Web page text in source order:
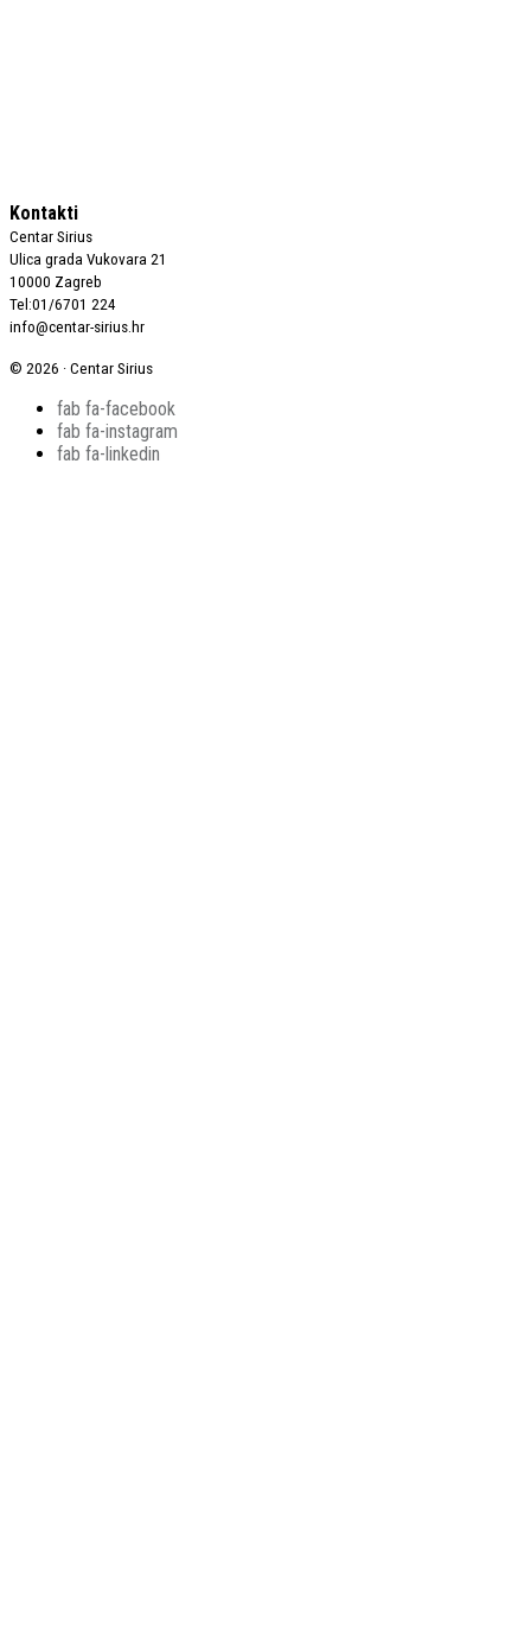
Kontakti
Centar Sirius
Ulica grada Vukovara 21
10000 Zagreb
Tel:01/6701 224
info@centar-sirius.hr
© 2026 · Centar Sirius
fab fa-facebook
fab fa-instagram
fab fa-linkedin